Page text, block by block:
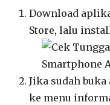
Download
Store, lalu
Jika sudah
ke menu